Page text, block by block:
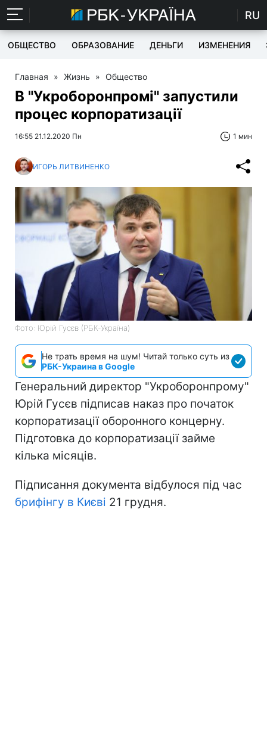
RU
ОБЩЕСТВО ОБРАЗОВАНИЕ ДЕНЬГИ ИЗМЕНЕНИЯ
Главная » Жизнь » Общество
В "Укроборонпромі" запустили
процес корпоратизації
16:55 21.12.2020 Пн 1 мин
ИГОРЬ ЛИТВИНЕНКО
Фото: Юрій Гусєв (РБК-Україна)
Не трать время на шум! Читай только суть из
РБК-Украина в Google
Генеральний директор "Укроборонпрому"
Юрій Гусєв підписав наказ про початок
корпоратизації оборонного концерну.
Підготовка до корпоратизації займе
кілька місяців.
Підписання документа відбулося під час
брифінгу в Києві 21 грудня.